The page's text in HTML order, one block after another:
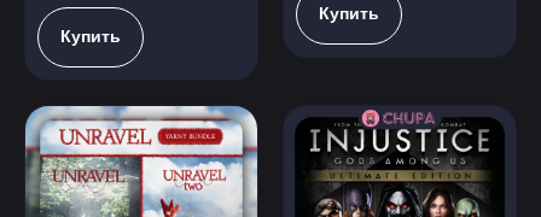
Купить
Купить